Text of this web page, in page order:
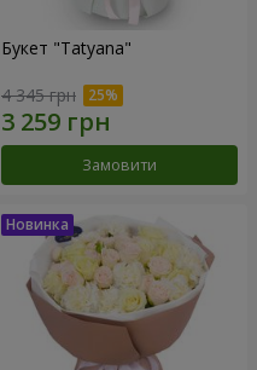
Букет "Tatyana"
4 345 грн
Замовити